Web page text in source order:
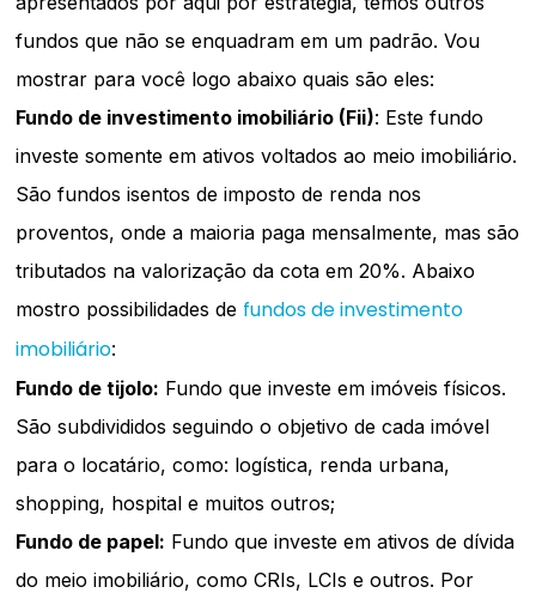
fundos que não se enquadram em um padrão. Vou
mostrar para você logo abaixo quais são eles:
Fundo de investimento imobiliário (Fii): Este fundo
investe somente em ativos voltados ao meio imobiliário.
São fundos isentos de imposto de renda nos
proventos, onde a maioria paga mensalmente, mas são
tributados na valorização da cota em 20%. Abaixo
mostro possibilidades de fundos de investimento
imobiliário:
Fundo de tijolo: Fundo que investe em imóveis físicos.
São subdivididos seguindo o objetivo de cada imóvel
para o locatário, como: logística, renda urbana,
shopping, hospital e muitos outros;
Fundo de papel: Fundo que investe em ativos de dívida
do meio imobiliário, como CRIs, LCIs e outros. Por